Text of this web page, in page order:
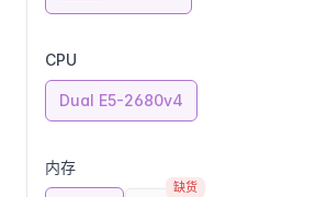
CPU
Dual E5-2680v4
内存
缺货